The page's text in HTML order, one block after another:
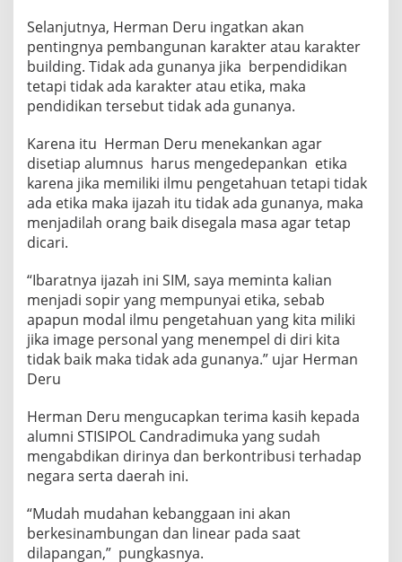
Selanjutnya, Herman Deru ingatkan akan
pentingnya pembangunan karakter atau karakter
building. Tidak ada gunanya jika berpendidikan
tetapi tidak ada karakter atau etika, maka
pendidikan tersebut tidak ada gunanya.
Karena itu Herman Deru menekankan agar
disetiap alumnus harus mengedepankan etika
karena jika memiliki ilmu pengetahuan tetapi tidak
ada etika maka ijazah itu tidak ada gunanya, maka
menjadilah orang baik disegala masa agar tetap
dicari.
“Ibaratnya ijazah ini SIM, saya meminta kalian
menjadi sopir yang mempunyai etika, sebab
apapun modal ilmu pengetahuan yang kita miliki
jika image personal yang menempel di diri kita
tidak baik maka tidak ada gunanya.” ujar Herman
Deru
Herman Deru mengucapkan terima kasih kepada
alumni STISIPOL Candradimuka yang sudah
mengabdikan dirinya dan berkontribusi terhadap
negara serta daerah ini.
“Mudah mudahan kebanggaan ini akan
berkesinambungan dan linear pada saat
dilapangan,” pungkasnya.